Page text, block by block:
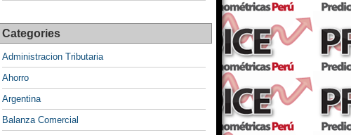
Categories
Administracion Tributaria
Ahorro
Argentina
Balanza Comercial